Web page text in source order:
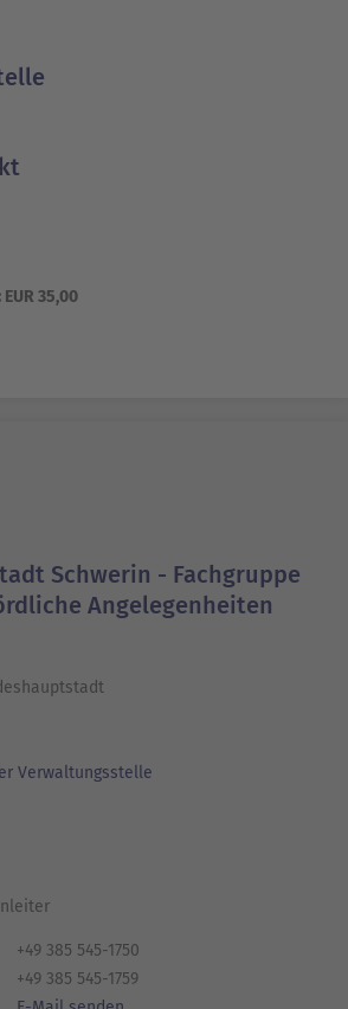
EUR 35,00
Schwerin - Fachgruppe
Angelegenheiten
Verwaltungsstelle
+49 385 545-1750
+49 385 545-1759